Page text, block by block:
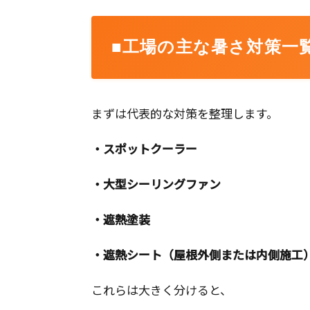
■工場の主な暑さ対策一
まずは代表的な対策を整理します。
・スポットクーラー
・大型シーリングファン
・遮熱塗装
・遮熱シート（屋根外側または内側施工
これらは大きく分けると、